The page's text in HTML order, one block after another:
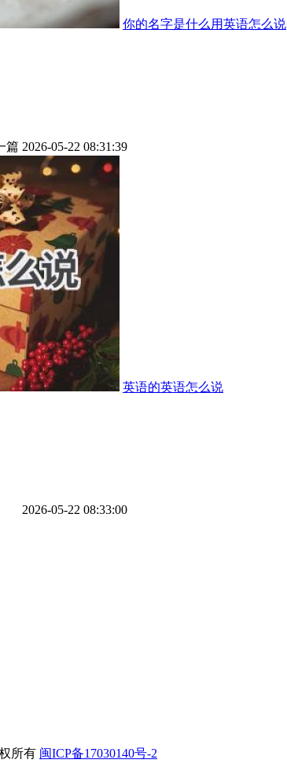
你的名字是什么用英语怎么说
篇 2026-05-22 08:31:39
英语的英语怎么说
2026-05-22 08:33:00
所有 闽ICP备17030140号-2